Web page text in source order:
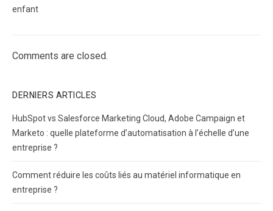
enfant
Comments are closed.
DERNIERS ARTICLES
HubSpot vs Salesforce Marketing Cloud, Adobe Campaign et
Marketo : quelle plateforme d’automatisation à l’échelle d’une
entreprise ?
Comment réduire les coûts liés au matériel informatique en
entreprise ?